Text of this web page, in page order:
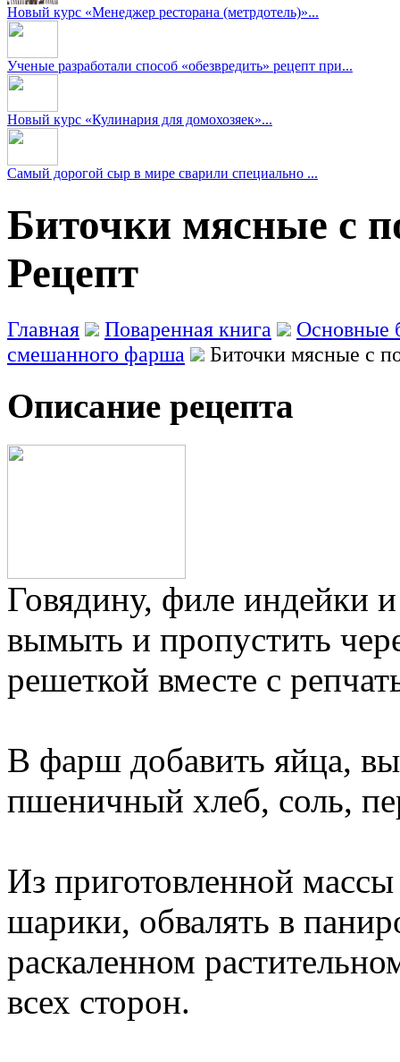
Новый курс «Менеджер ресторана (метрдотель)»...
Ученые разработали способ «обезвредить» рецепт при...
Новый курс «Кулинария для домохозяек»...
Самый дорогой сыр в мире сварили специально ...
Биточки мясные с
Рецепт
Главная Поваренная книга
Основные
смешанного фарша
Биточки мясные с
Описание рецепта
Говядину, филе индейки
вымыть и пропустить
решеткой вместе с
В фарш добавить яйца,
пшеничный хлеб, соль,
Из приготовленной
шарики, обвалять в
раскаленном
всех сторон.